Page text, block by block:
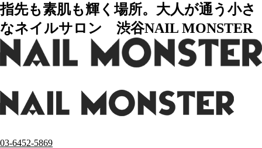
指先も素肌も輝く場所。大人が通う小さ
なネイルサロン 渋谷NAIL MONSTER
03-6452-5869